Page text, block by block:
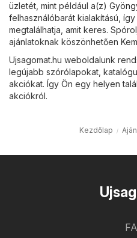
üzletét, mint például a(z)
felhasználóbarát kialakítású,
megtalálhatja, amit keres.
ajánlatoknak köszönhetően
Ujsagomat.hu weboldalunk
legújabb szórólapokat,
akciókat. Így Ön egy helyen
akciókról.
Kezdőlap